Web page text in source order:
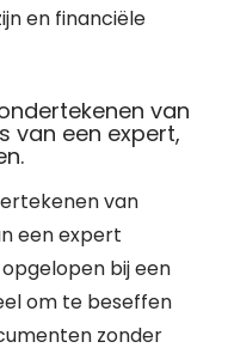
en financiële
van
van een expert,
van
een expert
bij een
om te beseffen
zonder